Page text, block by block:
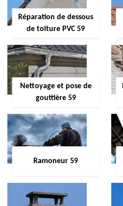
Réparation de dessous
de toiture PVC 59
Nettoyage et pose de
gouttière 59
Ramoneur 59